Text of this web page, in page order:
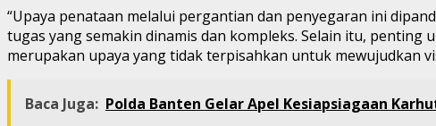
“Upaya penataan melalui pergantian dan penyegaran ini
tugas yang semakin dinamis dan kompleks. Selain itu,
merupakan upaya yang tidak terpisahkan untuk mewujudkan
Baca Juga: Polda Banten Gelar Apel Kesiapsiagaan